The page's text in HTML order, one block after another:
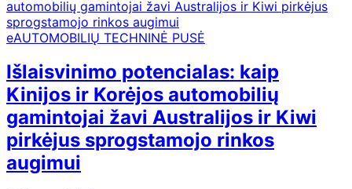
eAUTOMOBILIŲ TECHNINĖ PUSĖ
Išlaisvinimo potencialas: kaip
Kinijos ir Korėjos automobilių
gamintojai žavi Australijos ir Kiwi
pirkėjus sprogstamojo rinkos
augimui